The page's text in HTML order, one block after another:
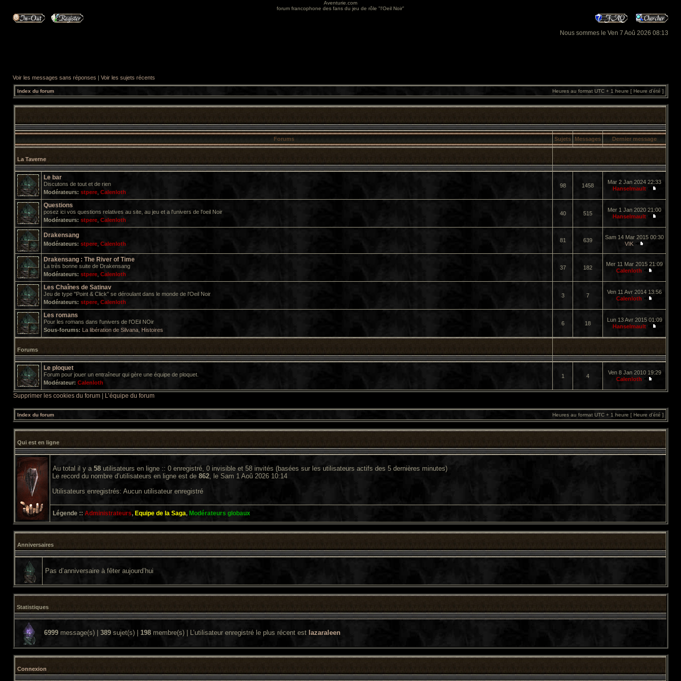
Aventurie.com
forum francophone des fans du jeu de rôle "l'Oeil Noir"
Nous sommes le Ven 7 Aoû 2026 08:13
Voir les messages sans réponses | Voir les sujets récents
Index du forum Heures au format UTC + 1 heure [ Heure d’été ]
Forums Sujets Messages Dernier message
La Taverne
Le bar
Discutons de tout et de rien
Modérateurs: stpere Calenloth
98 1458
Mar 2 Jan 2024 22:33
Hanselmault
Questions
posez ici vos questions relatives au site, au jeu et a l'univers de l'oeil Noir
Modérateurs: stpere Calenloth
40 515
Mer 1 Jan 2020 21:00
Hanselmault
Drakensang
Modérateurs: stpere Calenloth
81 639
Sam 14 Mar 2015 00:30
VIK
Drakensang : The River of Time
La très bonne suite de Drakensang
Modérateurs: stpere Calenloth
37 182
Mer 11 Mar 2015 21:09
Calenloth
Les Chaînes de Satinav
Jeu de type "Point & Click" se déroulant dans le monde de l'Oeil Noir
Modérateurs: stpere Calenloth
3 7
Ven 11 Avr 2014 13:56
Calenloth
Les romans
Pour les romans dans l'univers de l'OEil NOir
Sous-forums: La libération de Silvana Histoires
6 18
Lun 13 Avr 2015 01:09
Hanselmault
Forums
Le ploquet
Forum pour jouer un entraîneur qui gère une équipe de ploquet.
Modérateur: Calenloth
1 4
Ven 8 Jan 2010 19:29
Calenloth
Supprimer les cookies du forum L’équipe du forum
Index du forum Heures au format UTC + 1 heure [ Heure d’été ]
Qui est en ligne
Au total il y a 58 utilisateurs en ligne :: 0 enregistré, 0 invisible et 58 invités (basées sur les utilisateurs actifs des 5 dernières minutes)
Le record du nombre d’utilisateurs en ligne est de 862, le Sam 1 Aoû 2026 10:14
Utilisateurs enregistrés: Aucun utilisateur enregistré
Légende :: Administrateurs, Equipe de la Saga, Modérateurs globaux
Anniversaires
Pas d’anniversaire à fêter aujourd’hui
Statistiques
6999 message(s) | 389 sujet(s) | 198 membre(s) | L’utilisateur enregistré le plus récent est lazaraleen
Connexion